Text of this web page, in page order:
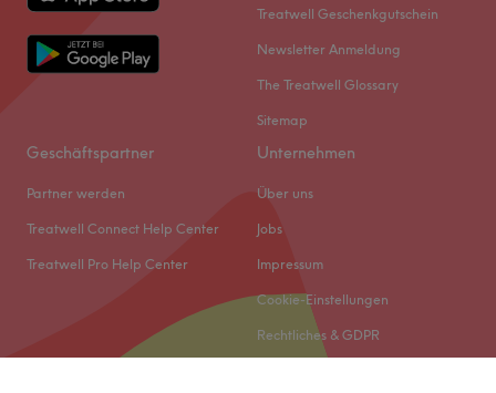
Treatwell Geschenkgutschein
Newsletter Anmeldung
The Treatwell Glossary
Sitemap
Geschäftspartner
Partner werden
Treatwell Connect Help Center
Treatwell Pro Help Center
Unternehmen
Über uns
Jobs
Impressum
Cookie-Einstellungen
Rechtliches & GDPR